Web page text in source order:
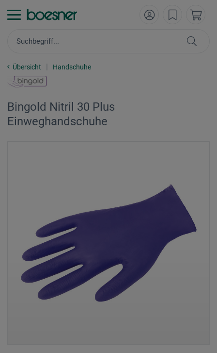
Übersicht Handschuhe
Bingold Nitril 30 Plus
Einweghandschuhe